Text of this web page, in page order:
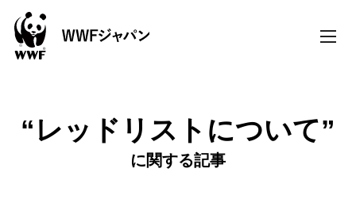
toggle
“レッドリストについて”
に関する記事